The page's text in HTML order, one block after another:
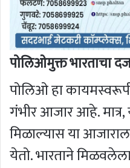
पोलिओमुक्त भारताचा
पोलिओ हा
गंभीर आजार आहे.
मिळाल्यास या
येतो. भारताने